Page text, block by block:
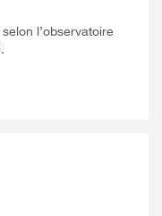
l’observatoire